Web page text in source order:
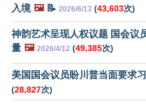
入境 🖼️📝 2026/6/13 (43,603次)
神韵艺术呈现人权议题 国会议
量 🖼️ 2026/4/12 (49,385次)
美国国会议员盼川普当面要求
(28,827次)